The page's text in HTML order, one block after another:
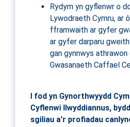
Rydym yn gyflenwr o
Lywodraeth Cymru, ar
fframwaith ar gyfer
ar gyfer darparu
gan gynnwys
Gwasanaeth Caffael
I fod yn Gynorthwyydd
Cyflenwi llwyddiannus,
sgiliau a'r profiadau